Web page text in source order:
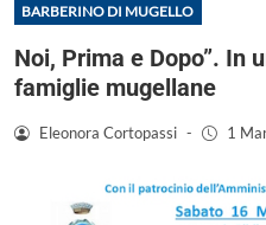
BARBERINO DI MUGELLO
Noi, Prima e Dopo”. In
famiglie mugellane
Eleonora Cortopassi - 1